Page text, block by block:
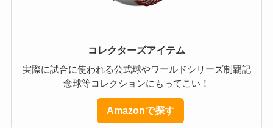
コレクターズアイテム
実際に試合に使われる公式球やワールドシリーズ制覇記
念球等コレクションにもってこい！
Amazonで探す